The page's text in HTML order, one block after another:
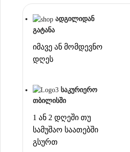
ადგილიდან
გატანა
იმავე ან მომდევნო
დღეს
საკურიერო
თბილისში
1 ან 2 დღეში თუ
სამუშაო საათებში
გსურთ